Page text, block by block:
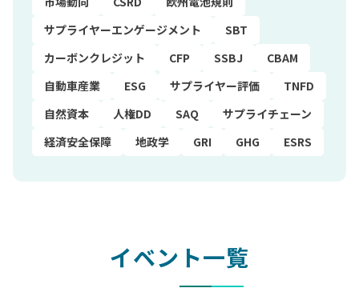
サプライヤーエンゲージメント
SBT
カーボンクレジット
CFP SSBJ
CBAM
自動車産業
ESG サプライヤー評価
TNFD
自然資本
人権DD SAQ
サプライチェーン
経済安全保障
地政学 GRI GHG ESRS
イベント一覧